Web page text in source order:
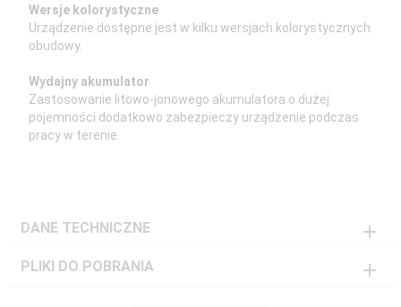
Wersje kolorystyczne
Urządzenie dostępne jest w kilku wersjach kolorystycznych
obudowy.
Wydajny akumulator
Zastosowanie litowo-jonowego akumulatora o dużej
pojemności dodatkowo zabezpieczy urządzenie podczas
pracy w terenie.
DANE TECHNICZNE
PLIKI DO POBRANIA